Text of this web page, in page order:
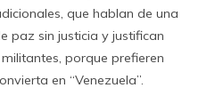
que hablan de una
paz sin justicia y justifican
porque prefieren
en “Venezuela”.